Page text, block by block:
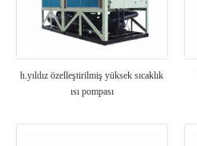
h.yıldız özelleştirilmiş yüksek sıcaklık
ısı pompası